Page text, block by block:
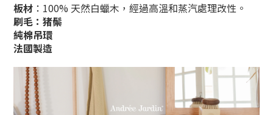
板材 ：100% 天然白蠟木，經過高溫和蒸汽處理改性。
刷毛： 猪鬃
純棉吊環
法國製造